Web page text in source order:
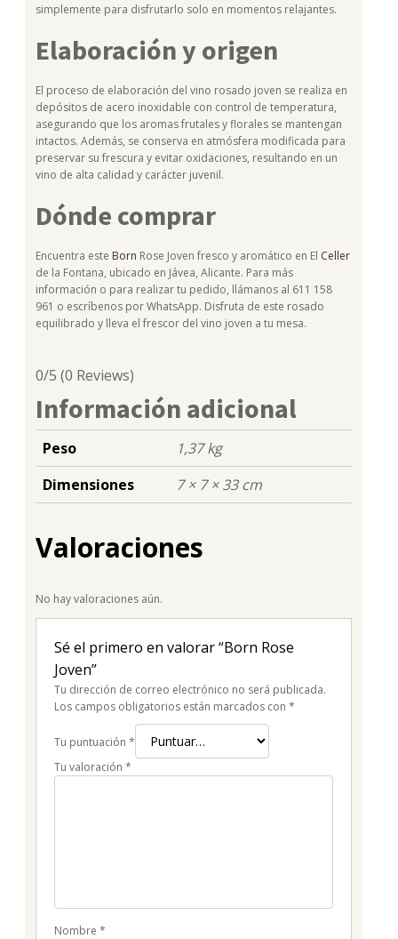
simplemente para disfrutarlo solo en momentos relajantes.
Elaboración y origen
El proceso de elaboración del vino rosado joven se realiza en
depósitos de acero inoxidable con control de temperatura,
asegurando que los aromas frutales y florales se mantengan
intactos. Además, se conserva en atmósfera modificada para
preservar su frescura y evitar oxidaciones, resultando en un
vino de alta calidad y carácter juvenil.
Dónde comprar
Encuentra este Born Rose Joven fresco y aromático en El Celler
de la Fontana, ubicado en Jávea, Alicante. Para más
información o para realizar tu pedido, llámanos al 611 158
961 o escríbenos por WhatsApp. Disfruta de este rosado
equilibrado y lleva el frescor del vino joven a tu mesa.
0/5 (0 Reviews)
Información adicional
Peso
1,37 kg
Dimensiones
7 × 7 × 33 cm
Valoraciones
No hay valoraciones aún.
Sé el primero en valorar “Born Rose
Joven”
Tu dirección de correo electrónico no será publicada.
Los campos obligatorios están marcados con *
Tu puntuación *
Tu valoración *
Nombre *